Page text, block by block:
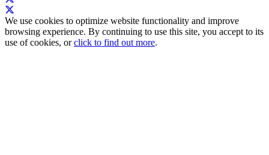
We use cookies to optimize website functionality and improve
browsing experience. By continuing to use this site, you accept to its
use of cookies, orclick to find out more.